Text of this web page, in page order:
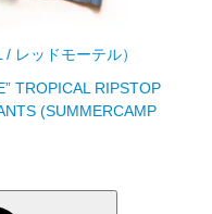
レッドモーテル）
TROPICAL RIPSTOP
(SUMMERCAMP